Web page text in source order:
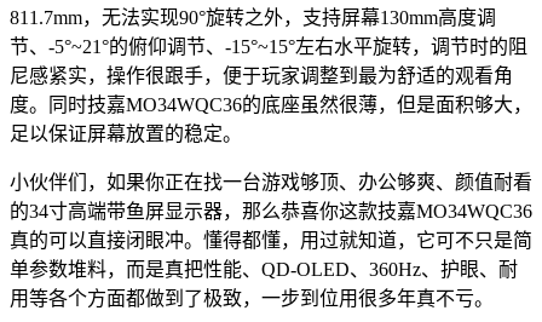
811.7mm，无法实现90°旋转之外，支持屏幕130mm高度调
节、-5°~21°的俯仰调节、-15°~15°左右水平旋转，调节时的阻
尼感紧实，操作很跟手，便于玩家调整到最为舒适的观看角
度。同时技嘉MO34WQC36的底座虽然很薄，但是面积够大，
足以保证屏幕放置的稳定。
小伙伴们，如果你正在找一台游戏够顶、办公够爽、颜值耐看
的34寸高端带鱼屏显示器，那么恭喜你这款技嘉MO34WQC36
真的可以直接闭眼冲。懂得都懂，用过就知道，它可不只是简
单参数堆料，而是真把性能、QD-OLED、360Hz、护眼、耐
用等各个方面都做到了极致，一步到位用很多年真不亏。